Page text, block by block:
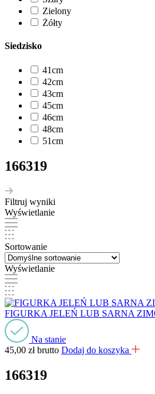
Zielony
Żółty
Siedzisko
41cm
42cm
43cm
45cm
46cm
48cm
51cm
166319
Filtruj wyniki
Wyświetlanie
Sortowanie
Wyświetlanie
FIGURKA JELEŃ LUB SARNA
Na stanie
45,00 zł brutto Dodaj do koszyka
166319